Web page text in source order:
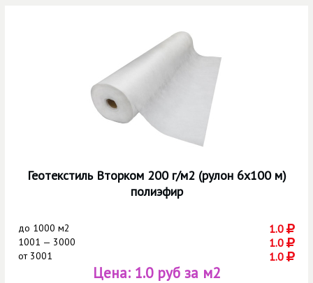
Геотекстиль Вторком 200 г/м2 (рулон 6х100 м)
полиэфир
до 1000 м2 1.0
1001 — 3000 1.0
от3001 1.0
Цена: 1.0 руб за м2